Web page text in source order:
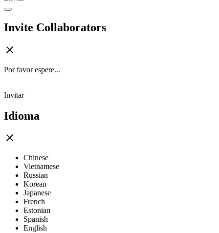
Invite Collaborators
Por favor espere...
Invitar
Idioma
Chinese
Vietnamese
Russian
Korean
Japanese
French
Estonian
Spanish
English